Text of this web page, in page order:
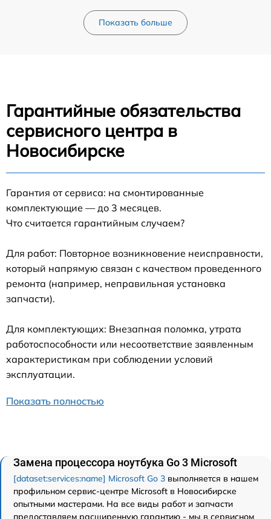
Показать больше
Гарантийные обязательства
сервисного центра в
Новосибирске
Гарантия от сервиса: на смонтированные
комплектующие — до 3 месяцев.
Что считается гарантийным случаем?
Для работ: Повторное возникновение неисправности,
который напрямую связан с качеством проведенного
ремонта (например, неправильная установка
запчасти).
Для комплектующих: Внезапная поломка, утрата
работоспособности или несоответствие заявленным
характеристикам при соблюдении условий
эксплуатации.
Показать полностью
Замена процессора ноутбука Go 3 Microsoft
[dataset:services:name] Microsoft Go 3 выполняется в нашем
профильном сервис-центре Microsoft в Новосибирске
опытными мастерами. На все виды работ и запчасти
предоставляем расширенную гарантию - мы в сервисном